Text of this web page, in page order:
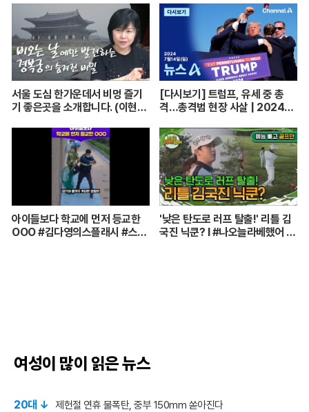
서울 도심 한가운데서 비멍 즐기
기 좋은곳을 소개합니다. (이현주
길] 240705(금)
[다시보기] 트럼프, 유세 중 총
격…총격범 현장 사살 | 2024년
아이들보다 학교에 먼저 등교한
OOO #김다영의스플래시 #스브
'낮은 탄도로 러프 탈출!' 리틀 김
국진 닉쿤? I #나오늘라베했어 E
여성이 많이 읽은 뉴스
20대 ↓ 제헌절 연휴 물폭탄, 중부 150mm 쏟아진다